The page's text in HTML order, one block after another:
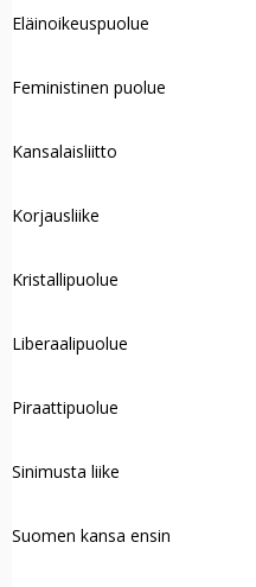
Eläinoikeuspuolue
Feministinen puolue
Kansalaisliitto
Korjausliike
Kristallipuolue
Liberaalipuolue
Piraattipuolue
Sinimusta liike
Suomen kansa ensin